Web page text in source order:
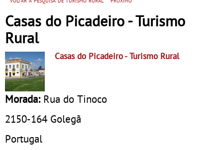
Casas do Picadeiro - Turismo
Rural
Casas do Picadeiro- Turismo Rural
Morada: Rua do Tinoco
2150-164 Golegã
Portugal